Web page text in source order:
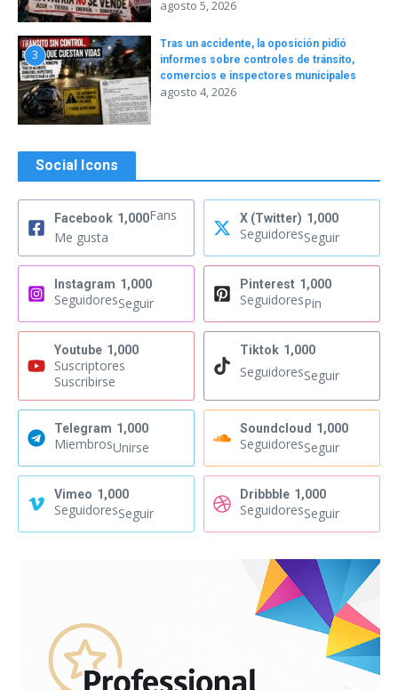
agosto 5, 2026
3
Tras un accidente, la oposición pidió
informes sobre controles de tránsito,
comercios e inspectores municipales
agosto 4, 2026
Social Icons
Facebook 1,000Fans
Me gusta
X (Twitter) 1,000
SeguidoresSeguir
Instagram 1,000
SeguidoresSeguir
Pinterest 1,000
SeguidoresPin
Youtube 1,000
Suscriptores
Suscribirse
Tiktok 1,000
SeguidoresSeguir
Telegram 1,000
MiembrosUnirse
Soundcloud 1,000
SeguidoresSeguir
Vimeo 1,000
SeguidoresSeguir
Dribbble 1,000
SeguidoresSeguir